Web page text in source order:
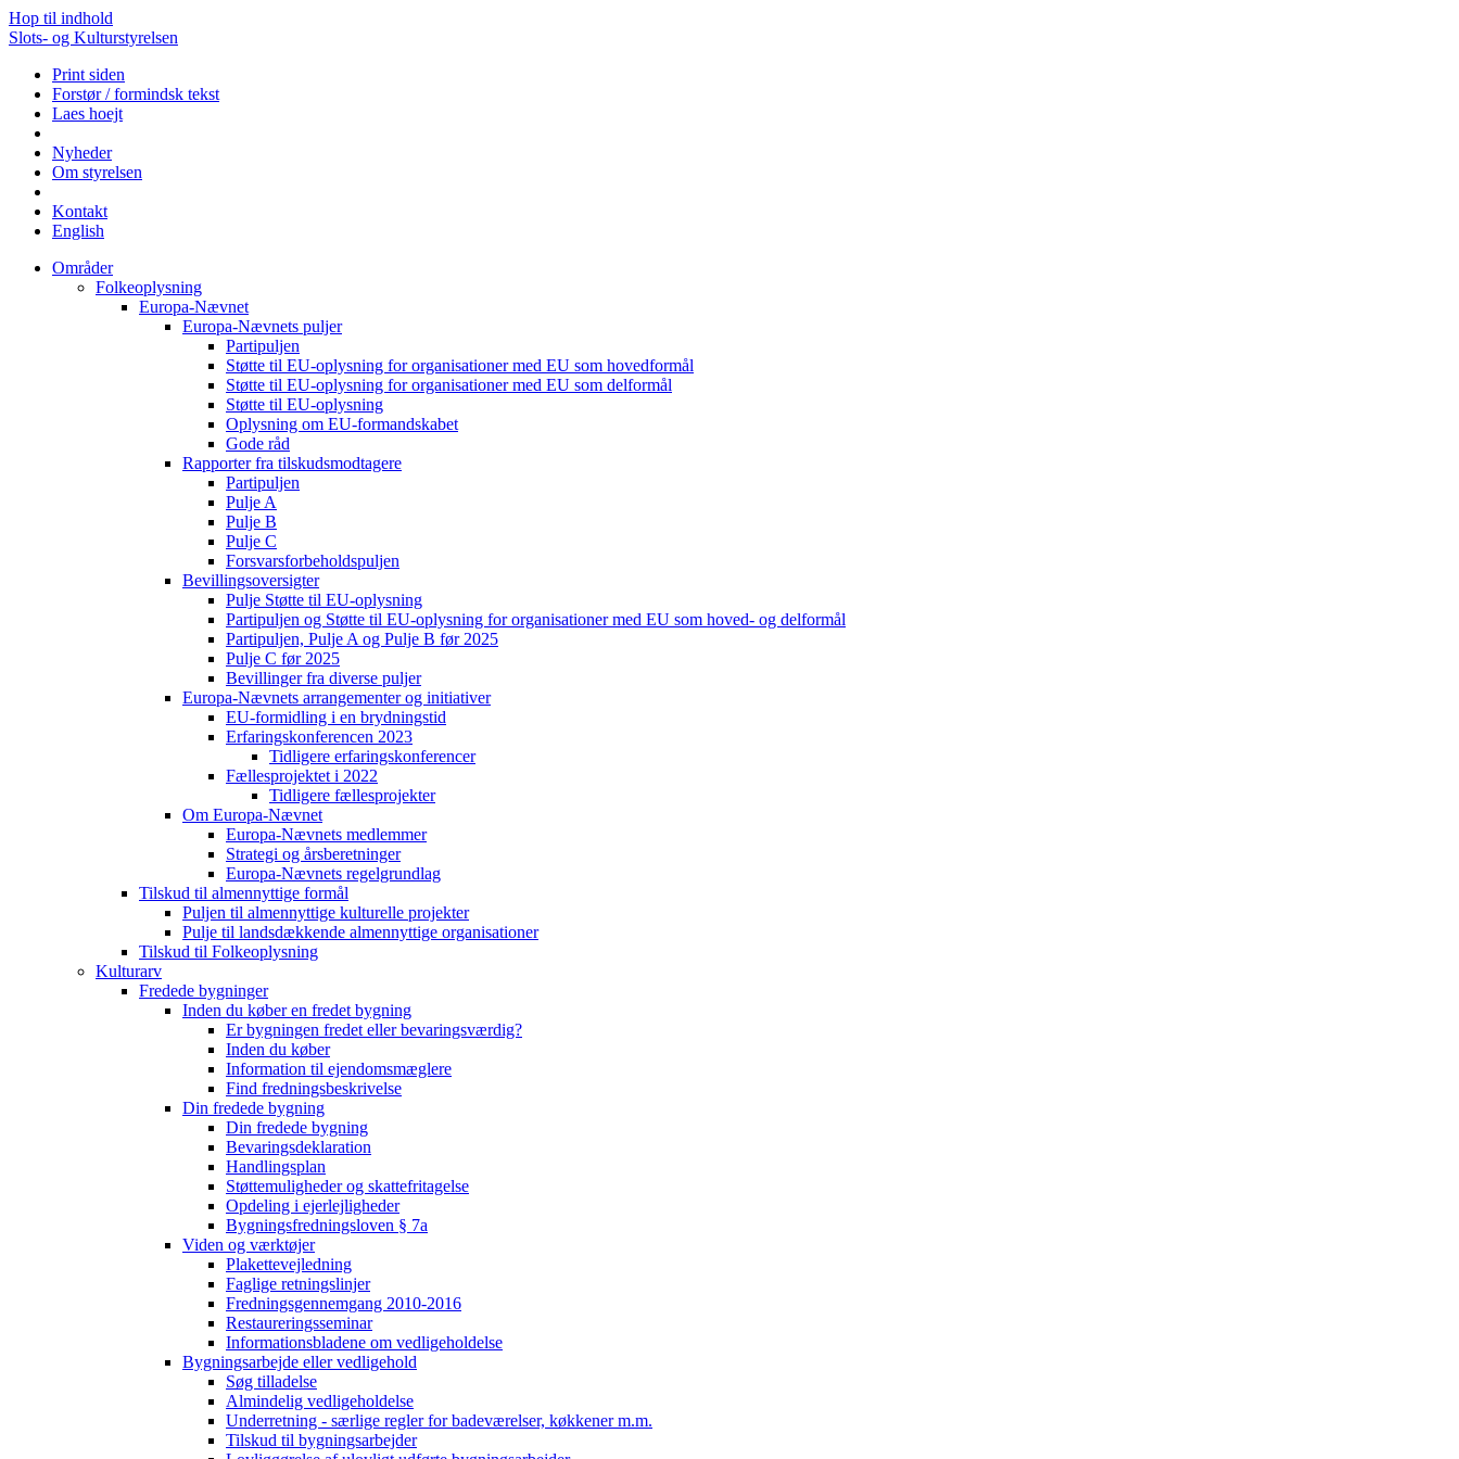
Hop til indhold
Slots- og Kulturstyrelsen
Print siden
Forstør / formindsk tekst
Laes hoejt
Nyheder
Om styrelsen
Kontakt
English
Områder
Folkeoplysning
Europa-Nævnet
Europa-Nævnets puljer
Partipuljen
Støtte til EU-oplysning for organisationer med EU som hovedformål
Støtte til EU-oplysning for organisationer med EU som delformål
Støtte til EU-oplysning
Oplysning om EU-formandskabet
Gode råd
Rapporter fra tilskudsmodtagere
Partipuljen
Pulje A
Pulje B
Pulje C
Forsvarsforbeholdspuljen
Bevillingsoversigter
Pulje Støtte til EU-oplysning
Partipuljen og Støtte til EU-oplysning for organisationer med EU som hoved- og delformål
Partipuljen, Pulje A og Pulje B før 2025
Pulje C før 2025
Bevillinger fra diverse puljer
Europa-Nævnets arrangementer og initiativer
EU-formidling i en brydningstid
Erfaringskonferencen 2023
Tidligere erfaringskonferencer
Fællesprojektet i 2022
Tidligere fællesprojekter
Om Europa-Nævnet
Europa-Nævnets medlemmer
Strategi og årsberetninger
Europa-Nævnets regelgrundlag
Tilskud til almennyttige formål
Puljen til almennyttige kulturelle projekter
Pulje til landsdækkende almennyttige organisationer
Tilskud til Folkeoplysning
Kulturarv
Fredede bygninger
Inden du køber en fredet bygning
Er bygningen fredet eller bevaringsværdig?
Inden du køber
Information til ejendomsmæglere
Find fredningsbeskrivelse
Din fredede bygning
Din fredede bygning
Bevaringsdeklaration
Handlingsplan
Støttemuligheder og skattefritagelse
Opdeling i ejerlejligheder
Bygningsfredningsloven § 7a
Viden og værktøjer
Plakettevejledning
Faglige retningslinjer
Fredningsgennemgang 2010-2016
Restaureringsseminar
Informationsbladene om vedligeholdelse
Bygningsarbejde eller vedligehold
Søg tilladelse
Almindelig vedligeholdelse
Underretning - særlige regler for badeværelser, køkkener m.m.
Tilskud til bygningsarbejder